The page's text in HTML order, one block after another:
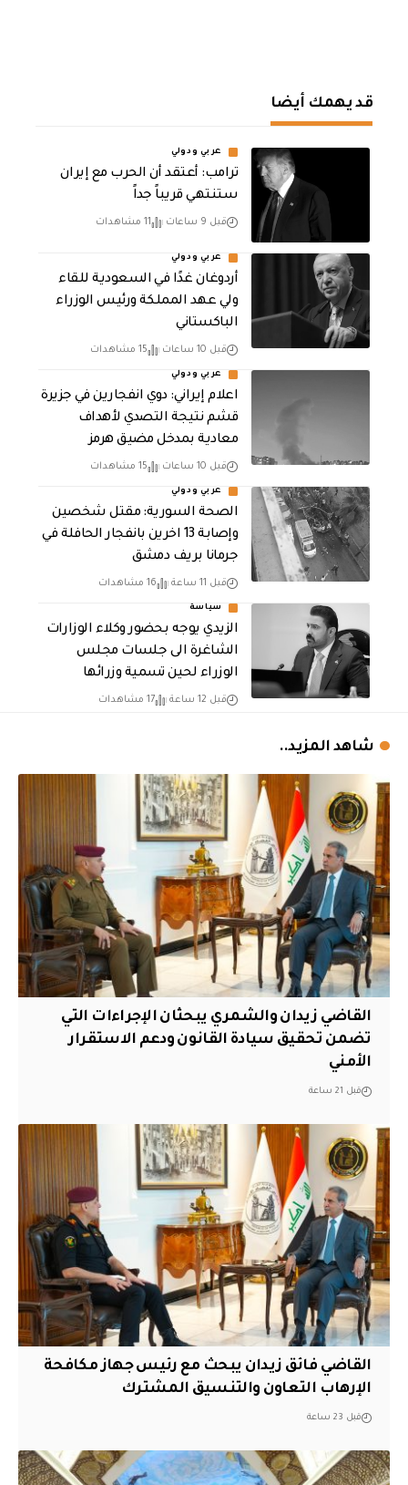
قد يهمك أيضا
عربي ودولي
‏ترامب: أعتقد أن الحرب مع إيران
ستنتهي قريباً جداً
قبل 9 ساعات 11 مشاهدات
عربي ودولي
أردوغان غدًا في السعودية للقاء
ولي عهد المملكة ورئيس الوزراء
الباكستاني
قبل 10 ساعات 15 مشاهدات
عربي ودولي
اعلام إيراني: دوي انفجارين في جزيرة
قشم نتيجة التصدي لأهداف
معادية بمدخل مضيق هرمز
قبل 10 ساعات 15 مشاهدات
عربي ودولي
الصحة السورية: مقتل شخصين
وإصابة 13 اخرين بانفجار الحافلة في
جرمانا بريف دمشق
قبل 11 ساعة 16 مشاهدات
سياسة
الزيدي يوجه بحضور وكلاء الوزارات
الشاغرة الى جلسات مجلس
الوزراء لحين تسمية وزرائها
قبل 12 ساعة 17 مشاهدات
شاهد المزيد..
القاضي زيدان والشمري يبحثان الإجراءات التي
تضمن تحقيق سيادة القانون ودعم الاستقرار
الأمني
قبل 21 ساعة
القاضي فائق زيدان يبحث مع رئيس جهاز مكافحة
الإرهاب التعاون والتنسيق المشترك
قبل 23 ساعة